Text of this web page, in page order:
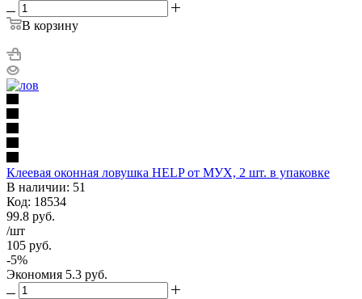
В корзину
Клеевая оконная ловушка HELP от МУХ, 2 шт. в упаковке
В наличии: 51
Код: 18534
99.8 руб.
/шт
105 руб.
-5%
Экономия 5.3 руб.